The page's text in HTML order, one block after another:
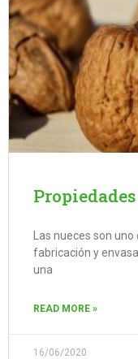
Las nueces son
fabricación y
una
READ MORE »
16/06/2020